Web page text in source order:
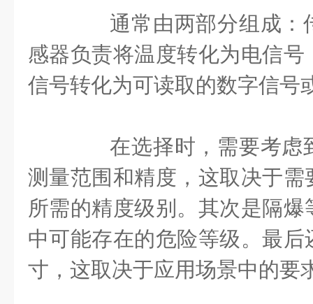
通常由两部分组成：
感器负责将温度转化为电信
信号转化为可读取的数字信号
在选择时，需要考虑
测量范围和精度，这取决于
所需的精度级别。其次是隔
中可能存在的危险等级。最
寸，这取决于应用场景中的要